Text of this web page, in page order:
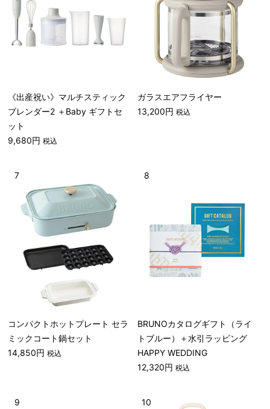
《出産祝い》マルチスティック
ブレンダー2 ＋Baby ギフトセ
ット
9,680円税込
ガラスエアフライヤー
13,200円税込
コンパクトホットプレート セラ
ミックコート鍋セット
14,850円税込
7
BRUNOカタログギフト（ライ
トブルー）＋水引ラッピング
HAPPY WEDDING
12,320円税込
8
9 10